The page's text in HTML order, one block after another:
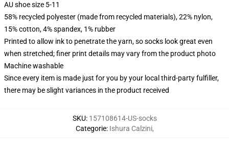
AU shoe size 5-11
58% recycled polyester (made from recycled materials), 22% nylon,
15% cotton, 4% spandex, 1% rubber
Printed to allow ink to penetrate the yarn, so socks look great even
when stretched; finer print details may vary from the product photo
Machine washable
Since every item is made just for you by your local third-party fulfiller,
there may be slight variances in the product received
SKU: 157108614-US-socks
Categorie: Ishura Calzini,